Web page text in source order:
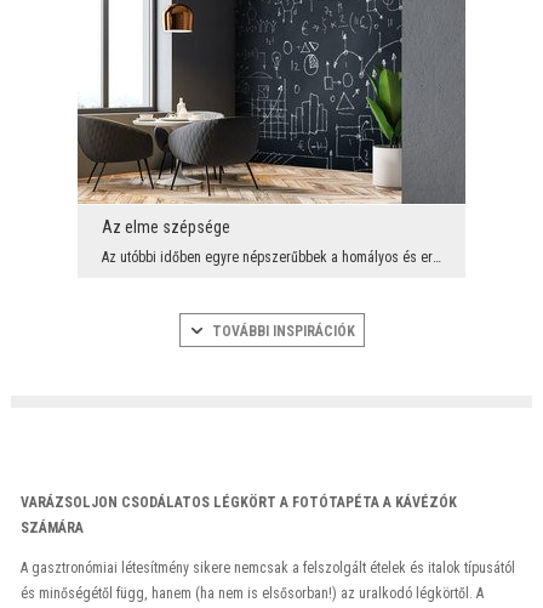
Az elme szépsége
Az utóbbi időben egyre népszerűbbek a homályos és eredeti faldekorációk. Tökéletes példa erre az ...
TOVÁBBI INSPIRÁCIÓK
VARÁZSOLJON CSODÁLATOS LÉGKÖRT A FOTÓTAPÉTA A KÁVÉZÓK
SZÁMÁRA
A gasztronómiai létesítmény sikere nemcsak a felszolgált ételek és italok típusától
és minőségétől függ, hanem (ha nem is elsősorban!) az uralkodó légkörtől. A